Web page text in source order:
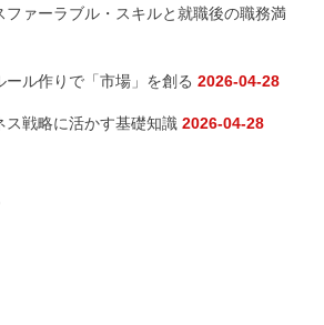
ファーラブル・スキルと就職後の職務満
ール作りで「市場」を創る 2026-04-28
ス戦略に活かす基礎知識 2026-04-28